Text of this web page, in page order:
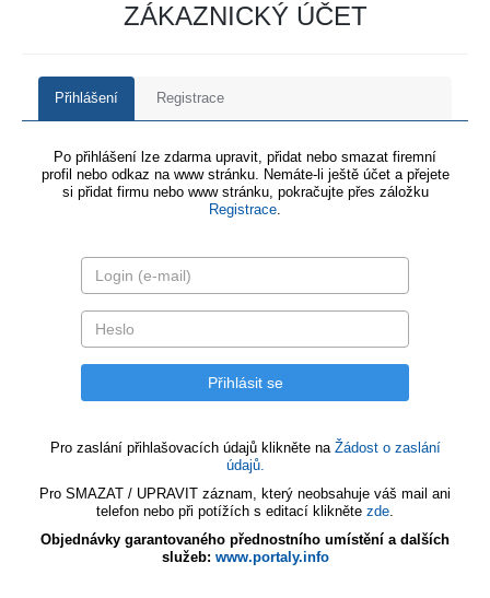
ZÁKAZNICKÝ ÚČET
Přihlášení Registrace
Po přihlášení lze zdarma upravit, přidat nebo smazat firemní
profil nebo odkaz na www stránku. Nemáte-li ještě účet a přejete
si přidat firmu nebo www stránku, pokračujte přes záložku
Registrace.
Pro zaslání přihlašovacích údajů klikněte na Žádost o zaslání
údajů.
Pro SMAZAT / UPRAVIT záznam, který neobsahuje váš mail ani
telefon nebo při potížích s editací klikněte zde.
Objednávky garantovaného přednostního umístění a dalších
služeb: www.portaly.info